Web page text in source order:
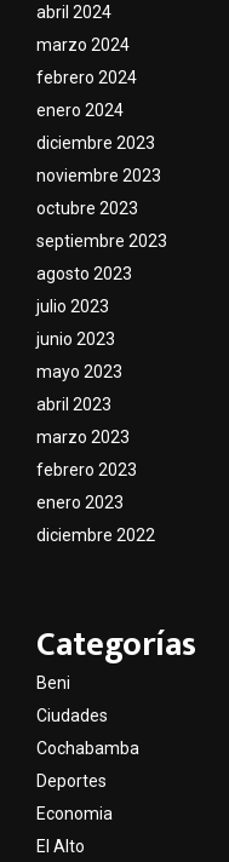
abril 2024
marzo 2024
febrero 2024
enero 2024
diciembre 2023
noviembre 2023
octubre 2023
septiembre 2023
agosto 2023
julio 2023
junio 2023
mayo 2023
abril 2023
marzo 2023
febrero 2023
enero 2023
diciembre 2022
Categorías
Beni
Ciudades
Cochabamba
Deportes
Economia
El Alto